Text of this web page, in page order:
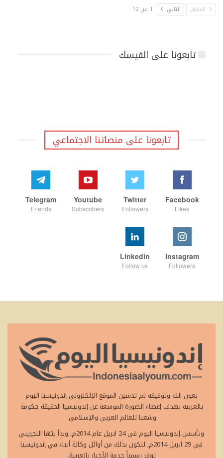
السابق التالي 1 من 12
تابعونا على الفيسك
تابعونا على منصاتنا الاجتماعي
Facebook
Likes
Twitter
Followers
Youtube
Subscribers
Telegram
Friends
Instagram
Followers
Linkedin
Follow us
بعون الله وتوفيقه تم تدشين الموقع الإلكتروني إندونيسيا اليوم
بالعربية بهدف إعطاء الصورة الموسعة عن إندونيسيا الحقيقة حكومة
وشعبا للعالم العربي والإسلامي.
وتأسس إندونيسيا اليوم في 24 ابريل عام 2014م, وبدأ بثها التجريبي
في 29 ابريل 2014م, لتكون بذلك من أوائل وكالة أنباء في إندونيسيا
توفر رسمياً خدمة الأخبار بالعربية.